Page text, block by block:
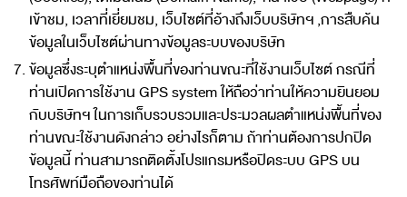
เข้าชม, เวลาที่เยี่ยมชม, เว็บไซต์ที่อ้างถึงเว็บบริษัทฯ ,การสืบค้น
ข้อมูลในเว็บไซต์ผ่านทางข้อมูลระบบของบริษัท
ข้อมูลซึ่งระบุตำแหน่งพื้นที่ของท่านขณะที่ใช้งานเว็บไซต์ กรณีที่
ท่านเปิดการใช้งาน GPS system ให้ถือว่าท่านให้ความยินยอม
กับบริษัทฯ ในการเก็บรวบรวมและประมวลผลตำแหน่งพื้นที่ของ
ท่านขณะใช้งานดังกล่าว อย่างไรก็ตาม ถ้าท่านต้องการปกปิด
ข้อมูลนี้ ท่านสามารถติดตั้งโปรแกรมหรือปิดระบบ GPS บน
โทรศัพท์มือถือของท่านได้